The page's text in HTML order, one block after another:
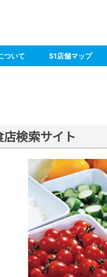
ついて S1店舗マップ
検索サイト